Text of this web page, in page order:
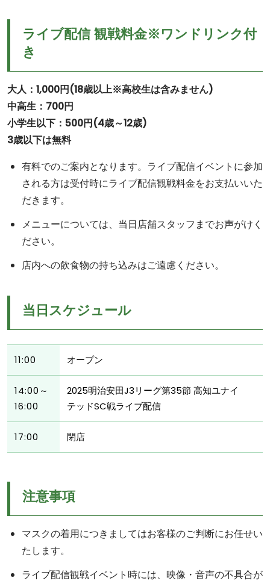
ライブ配信 観戦料金※ワンドリンク付
き
大人：1,000円(18歳以上※高校生は含みません)
中高生：700円
小学生以下：500円(4歳～12歳)
3歳以下は無料
有料でのご案内となります。ライブ配信イベントに参加
される方は受付時にライブ配信観戦料金をお支払いいた
だきます。
メニューについては、当日店舗スタッフまでお声がけく
ださい。
店内への飲食物の持ち込みはご遠慮ください。
当日スケジュール
11:00 オープン
14:00～
16:00
2025明治安田J3リーグ第35節 高知ユナイ
テッドSC戦ライブ配信
17:00 閉店
注意事項
マスクの着用につきましてはお客様のご判断にお任せい
たします。
ライブ配信観戦イベント時には、映像・音声の不具合が